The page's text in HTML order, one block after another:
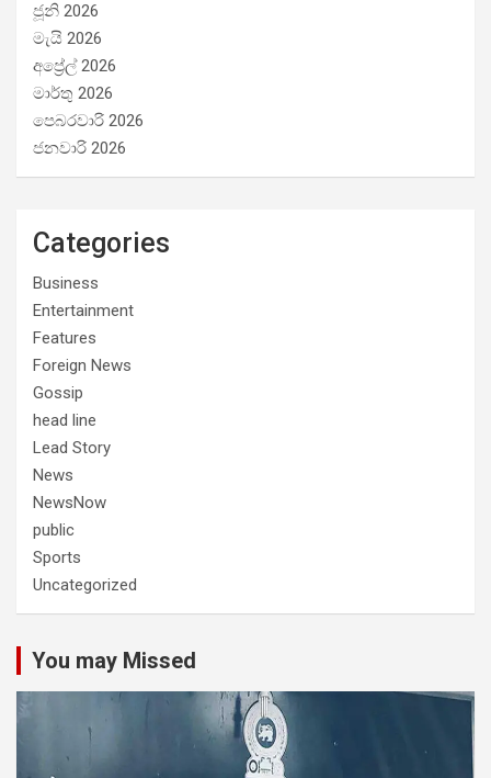
ජූනි 2026
මැයි 2026
අප්‍රේල් 2026
මාර්තු 2026
පෙබරවාරි 2026
ජනවාරි 2026
Categories
Business
Entertainment
Features
Foreign News
Gossip
head line
Lead Story
News
NewsNow
public
Sports
Uncategorized
You may Missed